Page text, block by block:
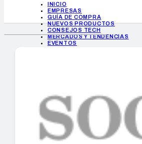
INICIO
EMPRESAS
GUÍA DE COMPRA
NUEVOS PRODUCTOS
CONSEJOS TECH
MERCADOS Y TENDENCIAS
EVENTOS
INICIO
EMPRESAS